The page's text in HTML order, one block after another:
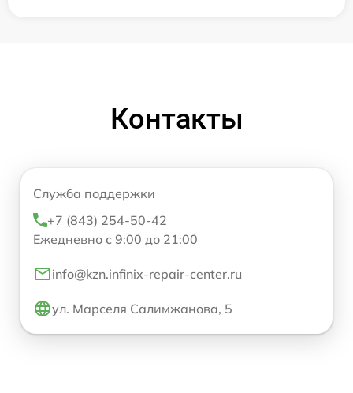
Контакты
Служба поддержки
+7 (843) 254-50-42
Ежедневно с 9:00 до 21:00
info@kzn.infinix-repair-center.ru
ул. Марселя Салимжанова, 5